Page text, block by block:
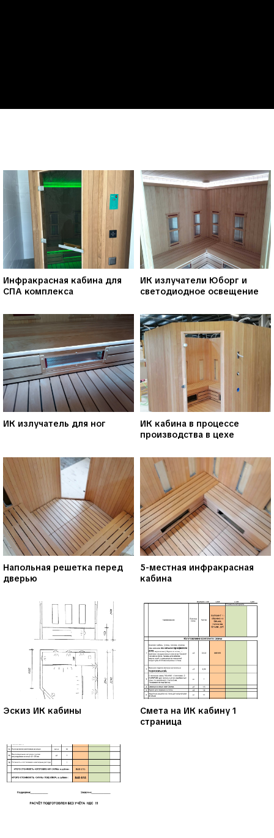
Инфракрасная кабина для
СПА комплекса
ИК излучатели Юборг и
светодиодное освещение
ИК излучатель для ног
ИК кабина в процессе
производства в цехе
Напольная решетка перед
дверью
5-местная инфракрасная
кабина
Эскиз ИК кабины
Смета на ИК кабину 1
страница